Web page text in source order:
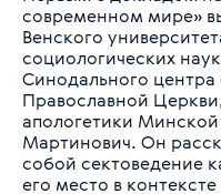
современном мире»
Венского
социологических
Синодального центра
Православной
апологетики
Мартинович. Он
собой сектоведение
его место в